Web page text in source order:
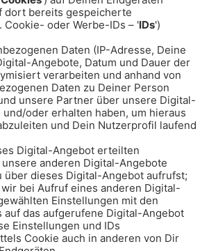
Alle Infos & Spiele
Bull München